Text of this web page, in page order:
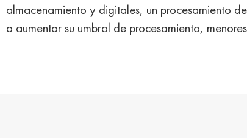
almacenamiento y digitales, un procesamiento
a aumentar su umbral de procesamiento,